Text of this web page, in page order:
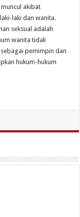
akibat
laki dan wanita.
seksual adalah
wanita tidak
pemimpin dan
hukum-hukum